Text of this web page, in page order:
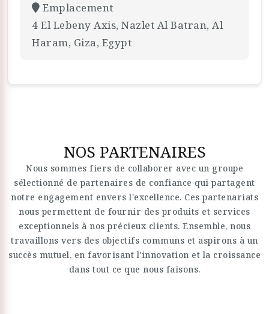
Emplacement
4 El Lebeny Axis, Nazlet Al Batran, Al
Haram, Giza, Egypt
NOS PARTENAIRES
Nous sommes fiers de collaborer avec un groupe
sélectionné de partenaires de confiance qui partagent
notre engagement envers l'excellence. Ces partenariats
nous permettent de fournir des produits et services
exceptionnels à nos précieux clients. Ensemble, nous
travaillons vers des objectifs communs et aspirons à un
succès mutuel, en favorisant l'innovation et la croissance
dans tout ce que nous faisons.